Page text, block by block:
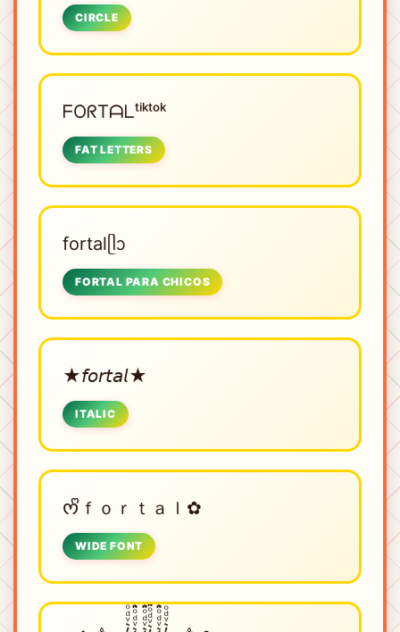
CIRCLE
ᖴOᖇTᗩᒪᵗⁱᵏᵗᵒᵏ
FAT LETTERS
fortalᥫᩣ
FORTAL PARA CHICOS
★𝘧𝘰𝘳𝘵𝘢𝘭★
ITALIC
ᰔᩚｆｏｒｔａｌ✿
WIDE FONT